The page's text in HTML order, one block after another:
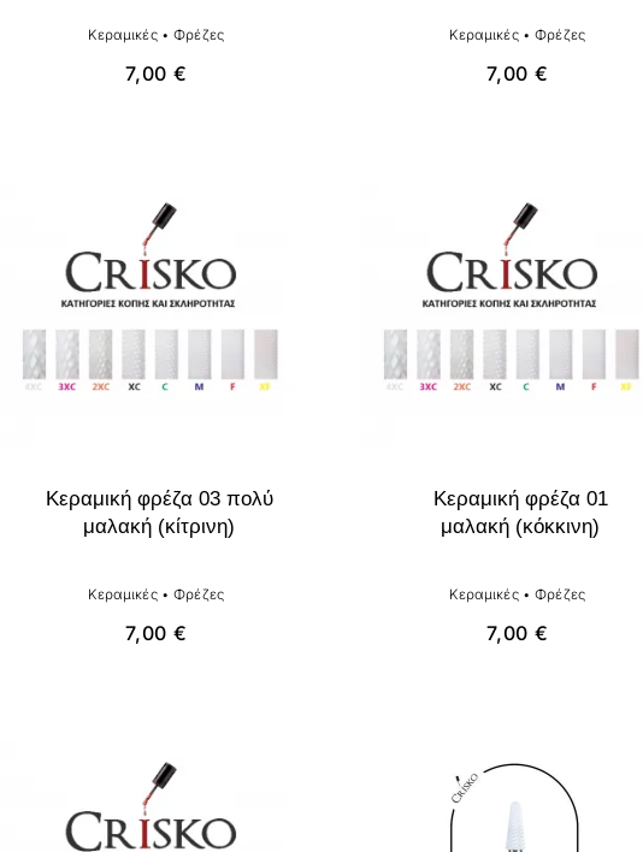
Κεραμικές• Φρέζες
7,00€
Κεραμικές• Φρέζες
7,00€
Κεραμική φρέζα 03 πολύ
μαλακή (κίτρινη)
Κεραμικές• Φρέζες
7,00€
Κεραμική φρέζα 01
μαλακή (κόκκινη)
Κεραμικές• Φρέζες
7,00€